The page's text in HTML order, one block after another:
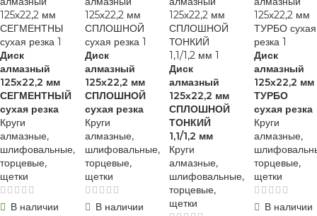
по металлу
посадочное место - 22 мм 12
чашка
Диск
алмазный
125х22,2 мм
СЕГМЕНТНЫЙ
сухая резка
Круги
алмазные,
шлифовальные,
торцевые,
щетки
В наличии
Диск
алмазный
125х22,2 мм
СПЛОШНОЙ
сухая резка
Круги
алмазные,
шлифовальные,
торцевые,
щетки
В наличии
Диск
алмазный
125х22,2 мм
СПЛОШНОЙ
ТОНКИЙ
1,1/1,2 мм
Круги
алмазные,
шлифовальные,
торцевые,
щетки
Диск
алмазный
125х22,2 мм
ТУРБО
сухая резка
Круги
алмазные,
торцевые,
щетки
В наличии